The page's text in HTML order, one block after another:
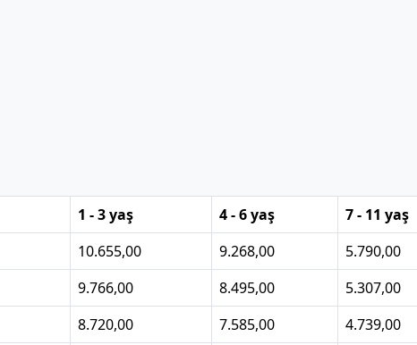
1 - 3 yaş 4 - 6 yaş 7 - 11 yaş
10.655,00 9.268,00 5.790,00
9.766,00 8.495,00 5.307,00
8.720,00 7.585,00 4.739,00